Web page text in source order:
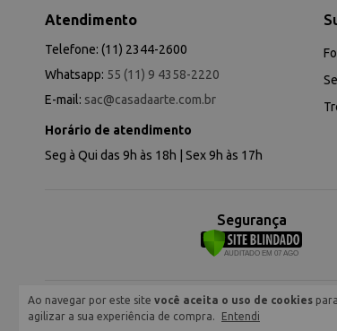
Ao navegar por este site você aceita o uso de cookies para
agilizar a sua experiência de compra.
Entendi
Atendimento
Telefone: (11) 2344-2600
Whatsapp: 55 (11) 9 4358-2220
E-mail: sac@casadaarte.com.br
Horário de atendimento
Seg à Qui das 9h às 18h | Sex 9h às 17h
Segurança